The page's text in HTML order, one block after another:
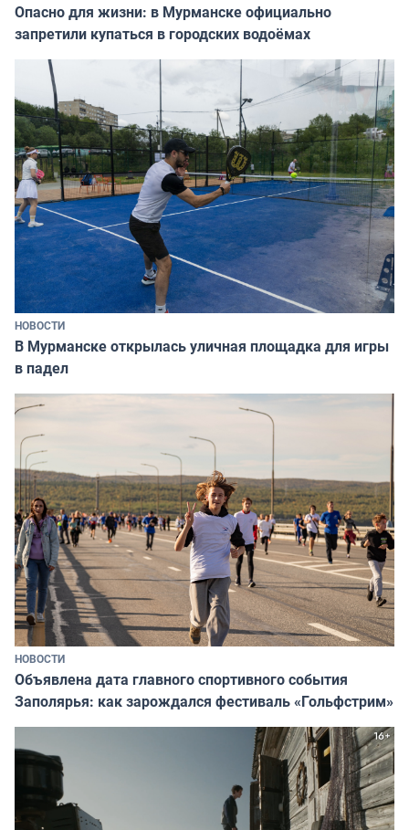
Опасно для жизни: в Мурманске официально
запретили купаться в городских водоёмах
НОВОСТИ
В Мурманске открылась уличная площадка для игры
в падел
НОВОСТИ
Объявлена дата главного спортивного события
Заполярья: как зарождался фестиваль «Гольфстрим»